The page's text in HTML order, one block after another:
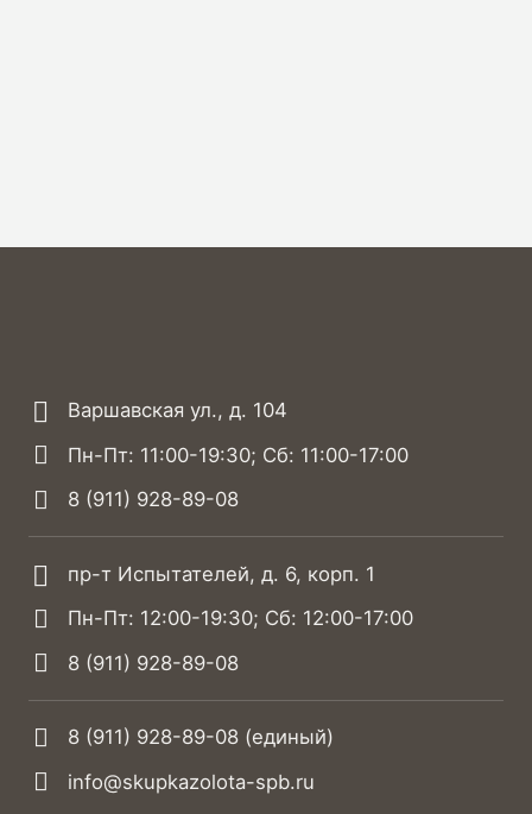
Варшавская ул., д. 104
Пн-Пт: 11:00-19:30; Сб: 11:00-17:00
8 (911) 928-89-08
пр-т Испытателей, д. 6, корп. 1
Пн-Пт: 12:00-19:30; Сб: 12:00-17:00
8 (911) 928-89-08
8 (911) 928-89-08 (единый)
info@skupkazolota-spb.ru